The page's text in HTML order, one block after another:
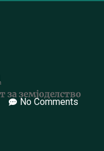
No Comments